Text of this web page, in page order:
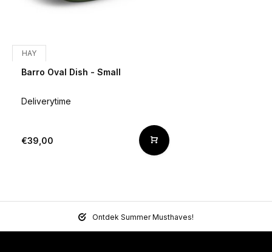
HAY
Barro Oval Dish - Small
Deliverytime
€39,00
Ontdek Summer Musthaves!